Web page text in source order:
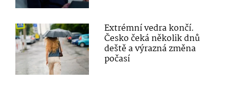
Extrémní vedra končí.
Česko čeká několik dnů
deště a výrazná změna
počasí